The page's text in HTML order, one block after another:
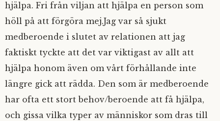
hjälpa. Fri från viljan att hjälpa en person som
höll på att förgöra mej.Jag var så sjukt
medberoende i slutet av relationen att jag
faktiskt tyckte att det var viktigast av allt att
hjälpa honom även om vårt förhållande inte
längre gick att rädda. Den som är medberoende
har ofta ett stort behov/beroende att få hjälpa,
och gissa vilka typer av människor som dras till